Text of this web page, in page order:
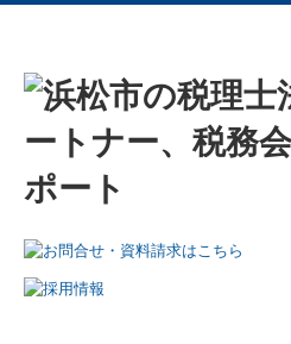
ホーム
事務所案内
理事長挨拶
所長挨拶